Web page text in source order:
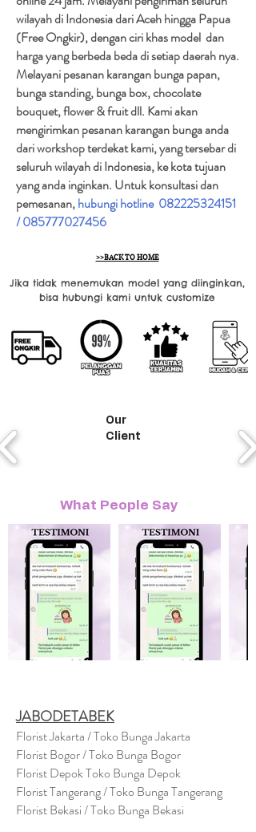
wilayah di Indonesia dari Aceh hingga Papua
(Free Ongkir), dengan ciri khas model dan
harga yang berbeda beda di setiap daerah nya.
Melayani pesanan karangan bunga papan,
bunga standing, bunga box, chocolate
bouquet, flower & fruit dll. Kami akan
mengirimkan pesanan karangan bunga anda
dari workshop terdekat kami, yang tersebar di
seluruh wilayah di Indonesia, ke kota tujuan
yang anda inginkan. Untuk konsultasi dan
pemesanan,hubungi hotline 082225324151
/085777027456
>>BACK TO HOME
Jika tidak menemukan model yang diinginkan,
bisa hubungi kami untuk customize
Our
Client
What People Say
JABODETABEK
Florist Jakarta / Toko Bunga Jakarta
Florist Bogor / Toko Bunga Bogor
Florist Depok Toko Bunga Depok
Florist Tangerang / Toko Bunga Tangerang
Florist Bekasi / Toko Bunga Bekasi